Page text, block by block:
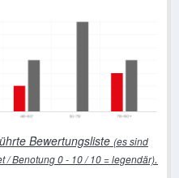
Bewertungsliste (es sind
/ Benotung 0 - 10 / 10 = legendär).